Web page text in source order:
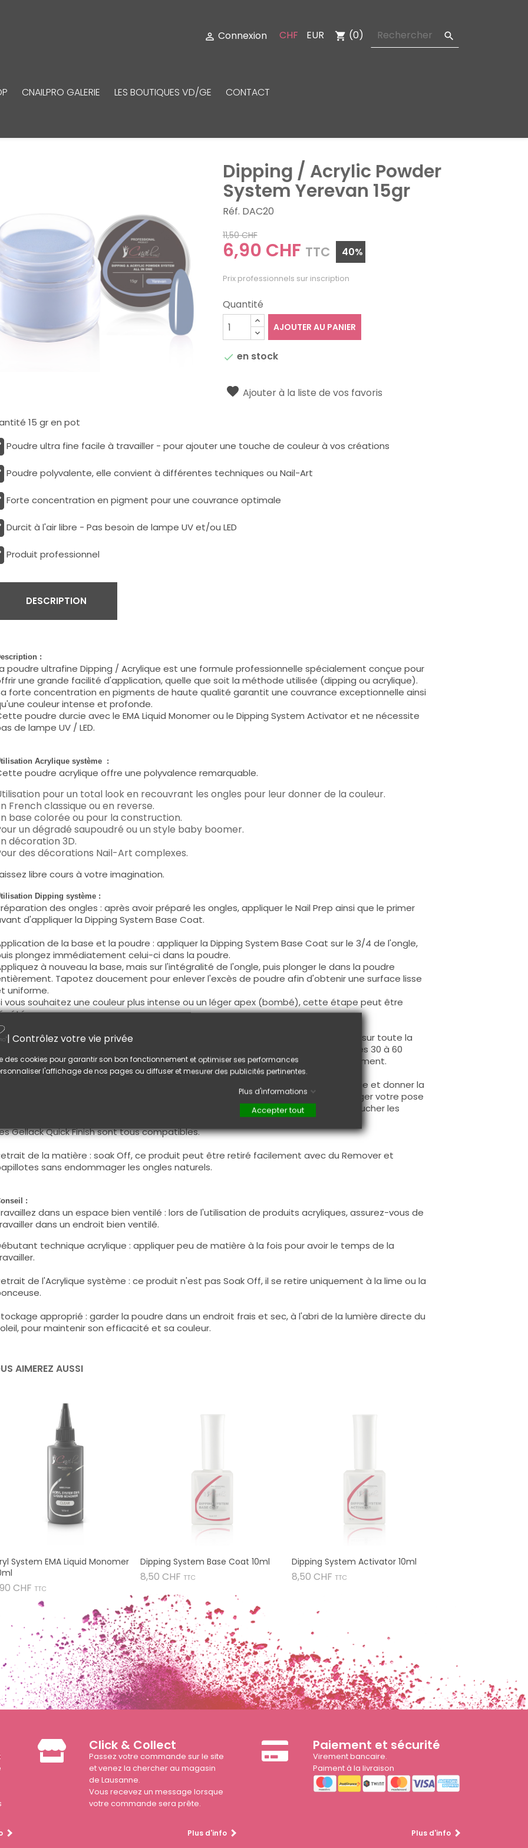
 Connexion CHF EUR shopping_cart (0) 
CNAILPRO GALERIE LES BOUTIQUES VD/GE CONTACT
Dipping / Acrylic Powder
System Yerevan 15gr
Réf. DAC20
11,50 CHF
6,90 CHF TTC 40%
Prix professionnels sur inscription
Quantité
AJOUTER AU PANIER
 en stock
Ajouter à la liste de vos favoris
15 gr en pot
Poudre ultra fine facile à travailler - pour ajouter une touche de couleur à vos créations
Poudre polyvalente, elle convient à différentes techniques ou Nail-Art
Forte concentration en pigment pour une couvrance optimale
Durcit à l'air libre - Pas besoin de lampe UV et/ou LED
Produit professionnel
DESCRIPTION
:
poudre ultrafine Dipping / Acrylique est une formule professionnelle spécialement conçue pour
une grande facilité d'application, quelle que soit la méthode utilisée (dipping ou acrylique).
forte concentration en pigments de haute qualité garantit une couvrance exceptionnelle ainsi
couleur intense et profonde.
poudre durcie avec le EMA Liquid Monomer ou le Dipping System Activator et ne nécessite
de lampe UV / LED.
Acrylique système :
poudre acrylique offre une polyvalence remarquable.
pour un total look en recouvrant les ongles pour leur donner de la couleur.
French classique ou en reverse.
base colorée ou pour la construction.
un dégradé saupoudré ou un style baby boomer.
décoration 3D.
des décorations Nail-Art complexes.
libre cours à votre imagination.
Dipping système :
des ongles : après avoir préparé les ongles, appliquer le Nail Prep ainsi que le primer
d'appliquer la Dipping System Base Coat.
de la base et la poudre : appliquer la Dipping System Base Coat sur le 3/4 de l'ongle,
plongez immédiatement celui-ci dans la poudre.
à nouveau la base, mais sur l'intégralité de l'ongle, puis plonger le dans la poudre
Tapotez doucement pour enlever l'excès de poudre afin d'obtenir une surface lisse
uniforme.
vous souhaitez une couleur plus intense ou un léger apex (bombé), cette étape peut être
de l'activateur de durcissement : appliquer le Dipping System Activator sur toute la
surface de la poudre, l'activateur va permettre un durcissement de la matière après 30 à 60
pour permettre à la couche de poudre de trempage de durcir complètement.
Finition : une fois la matière sèche et dure, limer légèrement afin d'égaliser la surface et donner la
forme souhaitée avant d'appliquer le top coat de votre choix pour sceller et protéger votre pose
d'ongles. Assurez-vous de couvrir toute la surface en faisant attention à ne pas toucher les
Gellack Quick Finish sont tous compatibles.
de la matière : soak Off, ce produit peut être retiré facilement avec du Remover et
sans endommager les ongles naturels.
:
dans un espace bien ventilé : lors de l'utilisation de produits acryliques, assurez-vous de
dans un endroit bien ventilé.
technique acrylique : appliquer peu de matière à la fois pour avoir le temps de la
de l'Acrylique système : ce produit n'est pas Soak Off, il se retire uniquement à la lime ou la
approprié : garder la poudre dans un endroit frais et sec, à l'abri de la lumière directe du
pour maintenir son efficacité et sa couleur.
AIMEREZ AUSSI
System EMA Liquid Monomer
CHF Prix
TTC
Dipping System Base Coat 10ml
8,50 CHF Prix
TTC
Dipping System Activator 10ml
8,50 CHF Prix
TTC
Click & Collect
Passez votre commande sur le site
et venez la chercher au magasin
de Lausanne.
Vous recevez un message lorsque
votre commande sera prête.
Plus d'info
Paiement et sécurité
Virement bancaire.
Paiment à la livraison
Plus d'info
| Contrôlez votre vie privée
des cookies pour garantir son bon fonctionnement et optimiser ses performances
l'affichage de nos pages ou diffuser et mesurer des publicités pertinentes.
Plus d'informations
Accepter tout